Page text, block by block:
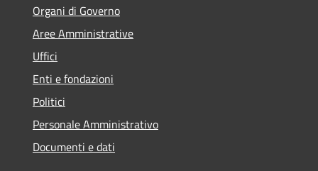
Organi di Governo
Aree Amministrative
Uffici
Enti e fondazioni
Politici
Personale Amministrativo
Documenti e dati